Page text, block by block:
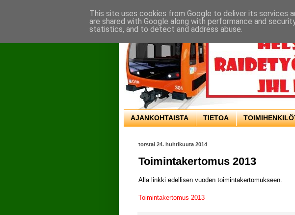
AJANKOHTAISTA TIETOA
torstai 24. huhtikuuta 2014
Toimintakertomus 2013
Alla linkki edellisen vuoden toimintakertomukseen.
Toimintakertomus 2013
This site uses cookies from Google to deliver its services
are shared with Google along with performance and
statistics, and to detect and address abuse.